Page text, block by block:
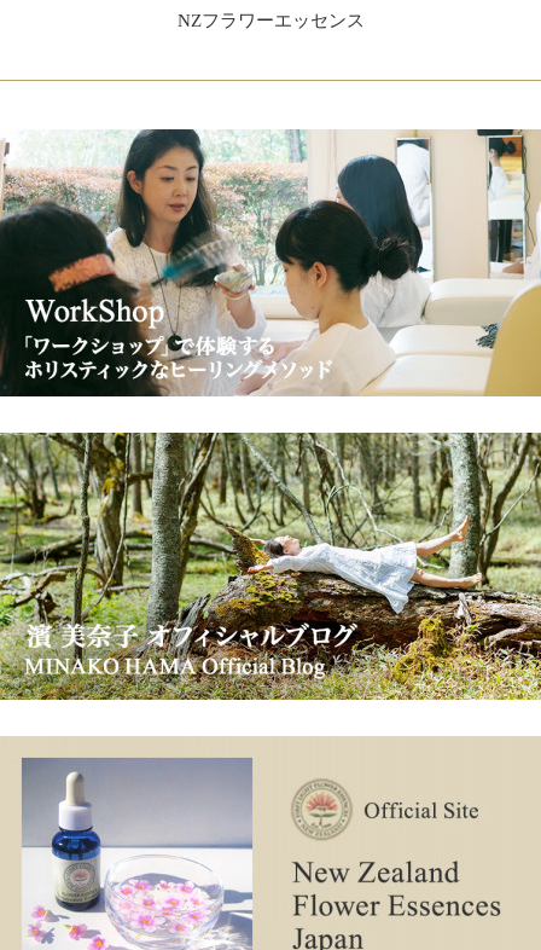
NZフラワーエッセンス